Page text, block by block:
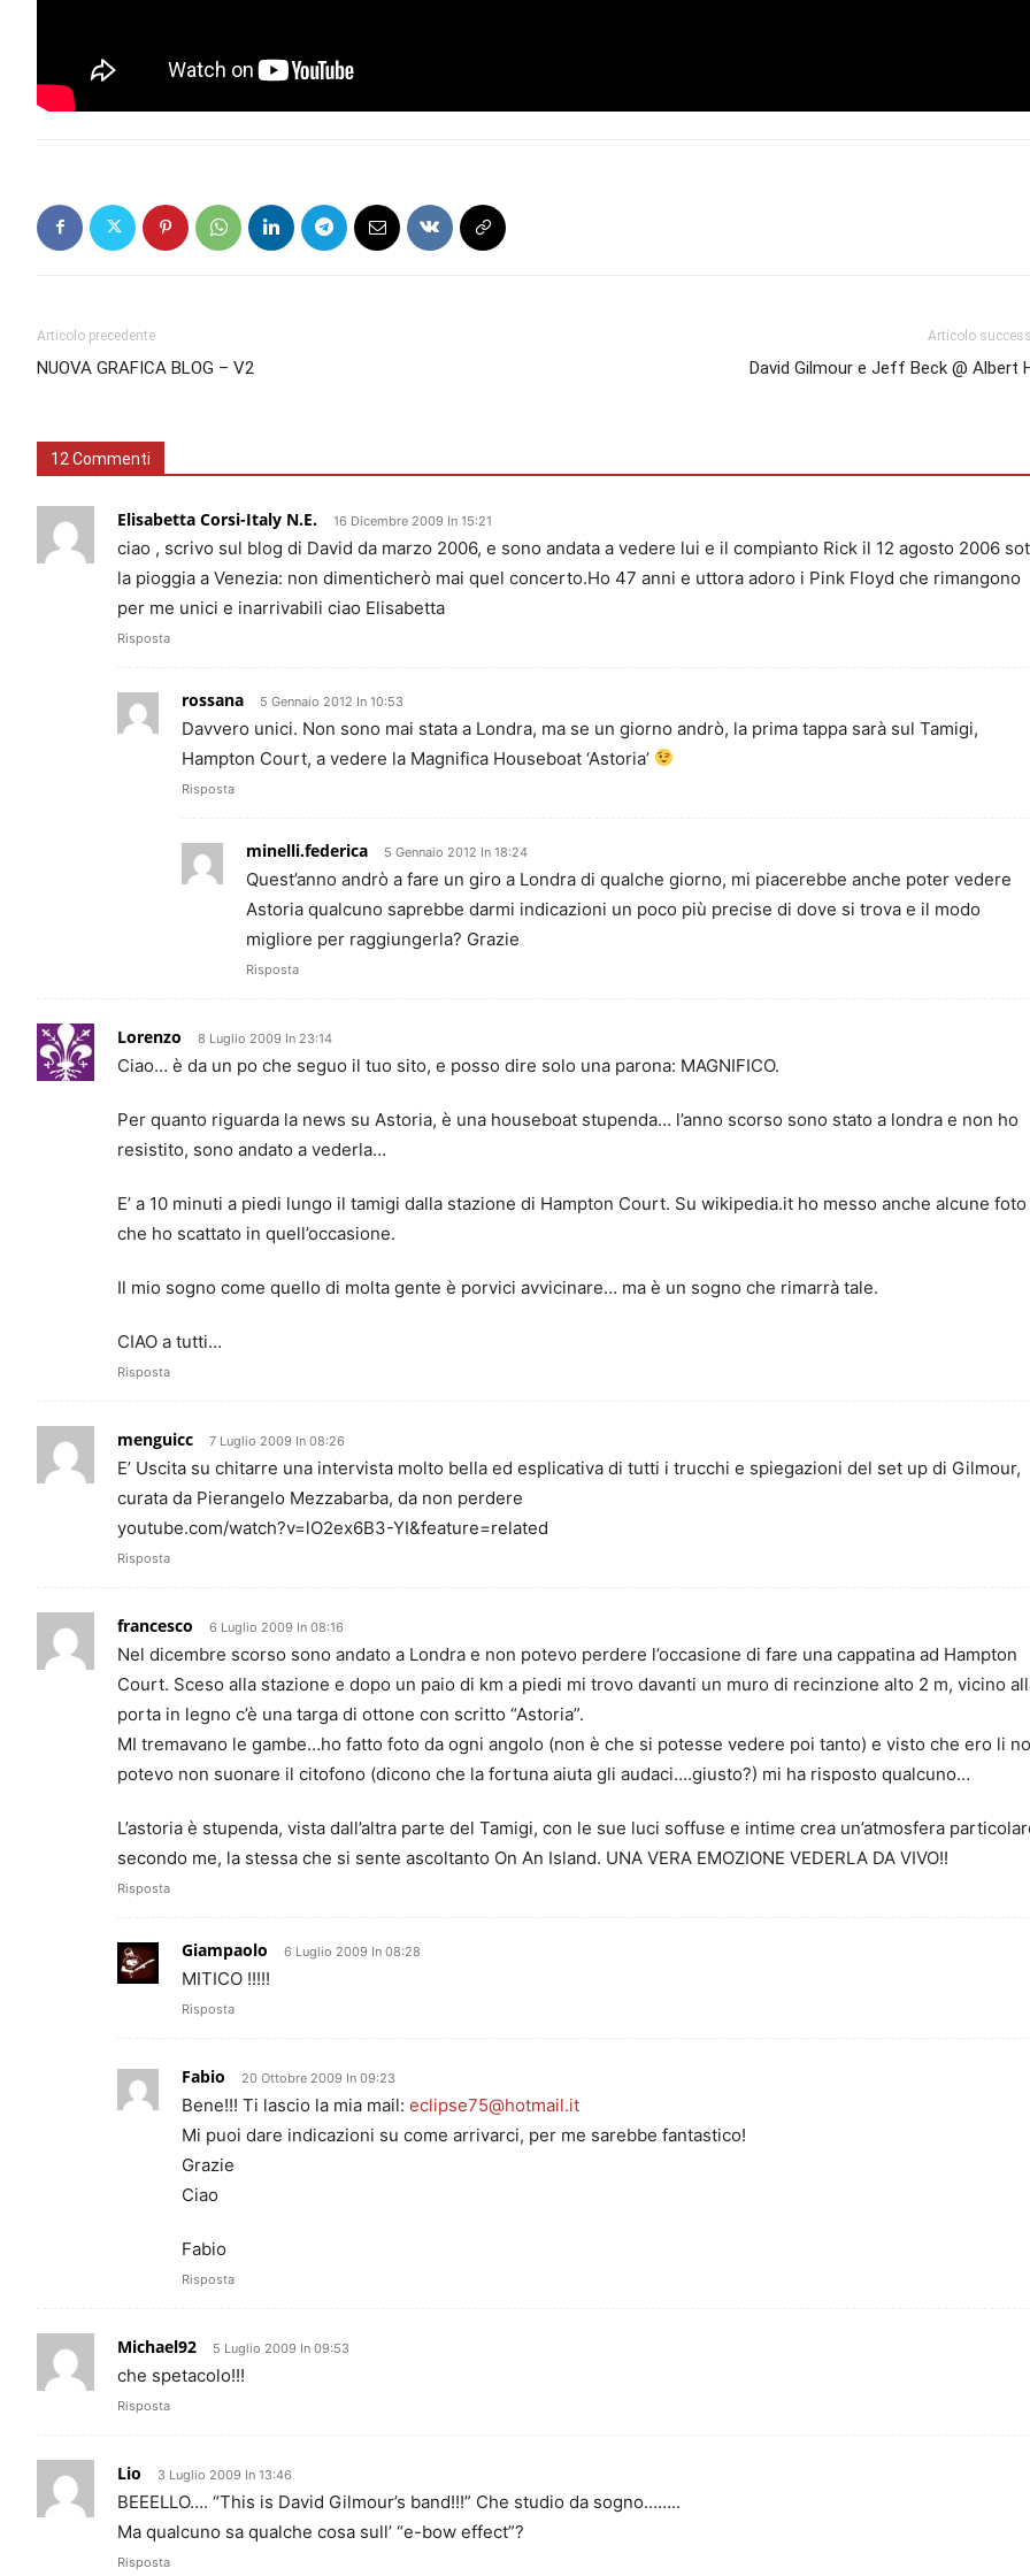
Articolo precedente
NUOVA GRAFICA BLOG – V2
Articolo
David Gilmour e Jeff Beck @ Albert
12 Commenti
Elisabetta Corsi-Italy N.E. 16 Dicembre 2009 In 15:21
ciao , scrivo sul blog di David da marzo 2006, e sono andata a vedere lui e il compianto Rick il 12 agosto 2006
la pioggia a Venezia: non dimenticherò mai quel concerto.Ho 47 anni e uttora adoro i Pink Floyd che rimangono
per me unici e inarrivabili ciao Elisabetta
Risposta
rossana 5 Gennaio 2012 In 10:53
Davvero unici. Non sono mai stata a Londra, ma se un giorno andrò, la prima tappa sarà sul Tamigi,
Hampton Court, a vedere la Magnifica Houseboat ‘Astoria’
Risposta
minelli.federica 5 Gennaio 2012 In 18:24
Quest’anno andrò a fare un giro a Londra di qualche giorno, mi piacerebbe anche poter vedere
Astoria qualcuno saprebbe darmi indicazioni un poco più precise di dove si trova e il modo
migliore per raggiungerla? Grazie
Risposta
Lorenzo 8 Luglio 2009 In 23:14
Ciao… è da un po che seguo il tuo sito, e posso dire solo una parona: MAGNIFICO.
Per quanto riguarda la news su Astoria, è una houseboat stupenda… l’anno scorso sono stato a londra e non ho
resistito, sono andato a vederla…
E’ a 10 minuti a piedi lungo il tamigi dalla stazione di Hampton Court. Su wikipedia.it ho messo anche alcune foto
che ho scattato in quell’occasione.
Il mio sogno come quello di molta gente è porvici avvicinare… ma è un sogno che rimarrà tale.
CIAO a tutti…
Risposta
menguicc 7 Luglio 2009 In 08:26
E’ Uscita su chitarre una intervista molto bella ed esplicativa di tutti i trucchi e spiegazioni del set up di Gilmour,
curata da Pierangelo Mezzabarba, da non perdere
youtube.com/watch?v=lO2ex6B3-YI&feature=related
Risposta
francesco 6 Luglio 2009 In 08:16
Nel dicembre scorso sono andato a Londra e non potevo perdere l’occasione di fare una cappatina ad Hampton
Court. Sceso alla stazione e dopo un paio di km a piedi mi trovo davanti un muro di recinzione alto 2 m, vicino
porta in legno c’è una targa di ottone con scritto “Astoria”.
MI tremavano le gambe…ho fatto foto da ogni angolo (non è che si potesse vedere poi tanto) e visto che ero li
potevo non suonare il citofono (dicono che la fortuna aiuta gli audaci….giusto?) mi ha risposto qualcuno…
L’astoria è stupenda, vista dall’altra parte del Tamigi, con le sue luci soffuse e intime crea un’atmosfera
secondo me, la stessa che si sente ascoltanto On An Island. UNA VERA EMOZIONE VEDERLA DA VIVO!!
Risposta
Giampaolo 6 Luglio 2009 In 08:28
MITICO !!!!!
Risposta
Fabio 20 Ottobre 2009 In 09:23
Bene!!! Ti lascio la mia mail: eclipse75@hotmail.it
Mi puoi dare indicazioni su come arrivarci, per me sarebbe fantastico!
Grazie
Ciao
Fabio
Risposta
Michael92 5 Luglio 2009 In 09:53
che spetacolo!!!
Risposta
Lio 3 Luglio 2009 In 13:46
BEEELLO…. “This is David Gilmour’s band!!!” Che studio da sogno……..
Ma qualcuno sa qualche cosa sull’ “e-bow effect”?
Risposta